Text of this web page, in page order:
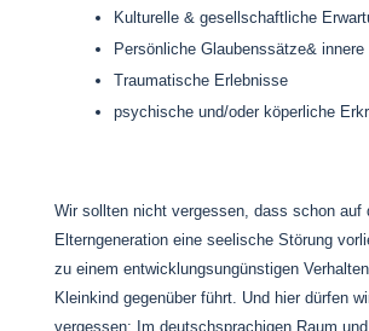
Kulturelle & gesellschaftliche
Persönliche Glaubenssätze& innere
Traumatische Erlebnisse
psychische und/oder köperliche
Wir sollten nicht vergessen, dass schon auf
Elterngeneration eine seelische Störung
zu einem entwicklungsungünstigen
Kleinkind gegenüber führt. Und hier dürfen
vergessen: Im deutschsprachigen Raum